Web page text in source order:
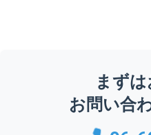
まず
お問い合